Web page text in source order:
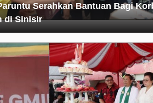
Serahkan Bantuan Bagi
di Sinisir